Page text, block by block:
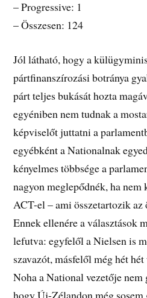
– Progressive: 1
– Összesen: 124
Jól látható, hogy a
pártfinanszírozási botránya
párt teljes bukását hozta
egyéniben nem tudnak a
képviselőt juttatni a
egyébként a Nationalnak
kényelmes többsége a
nagyon meglepődnék, ha
ACT-el – ami összetartozik az
Ennek ellenére a választások
lefutva: egyfelől a Nielsen is
szavazót, másfelől még hét
Noha a National vezetője nem
hogy Új-Zélandon még